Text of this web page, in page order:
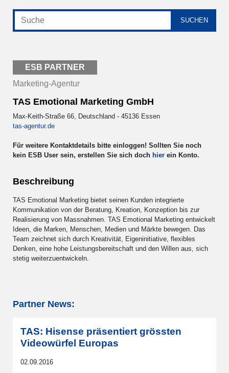
ESB PARTNER
Marketing-Agentur
TAS Emotional Marketing GmbH
Max-Keith-Straße 66, Deutschland - 45136 Essen
tas-agentur.de
Für weitere Kontaktdetails bitte einloggen! Sollten Sie noch
kein ESB User sein, erstellen Sie sich doch hier ein Konto.
Beschreibung
TAS Emotional Marketing bietet seinen Kunden integrierte
Kommunikation von der Beratung, Kreation, Konzeption bis zur
Realisierung von Massnahmen. TAS Emotional Marketing entwickelt
Ideen, die Marken, Menschen, Medien und Märkte bewegen. Das
Team zeichnet sich durch Kreativität, Eigeninitiative, flexibles
Denken, eine hohe Leistungsbereitschaft und den Willen aus, sich
stetig weiterzuentwickeln.
Partner News:
TAS: Hisense präsentiert grössten
Videowürfel Europas
02.09.2016